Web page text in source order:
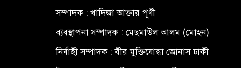
সম্পাদক : খাদিজা আক্তার পূর্ণী
ব্যবস্থাপনা সম্পাদক : মেছমাউল আলম (মোহন)
নির্বাহী সম্পাদক : বীর মুক্তিযোদ্ধা জোনাস ঢাকী